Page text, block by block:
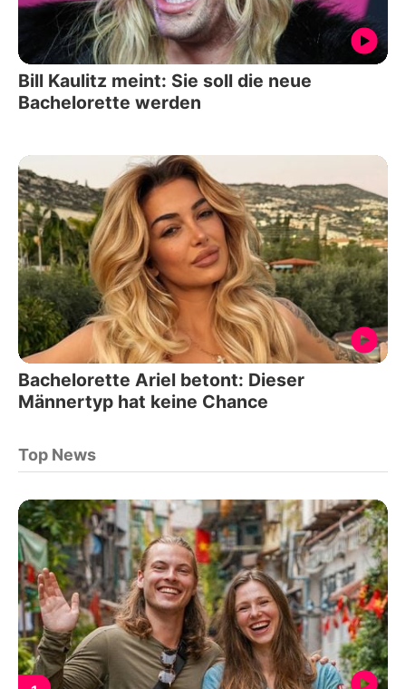
Bill Kaulitz meint: Sie soll die neue
Bachelorette werden
Bachelorette Ariel betont: Dieser
Männertyp hat keine Chance
Top News